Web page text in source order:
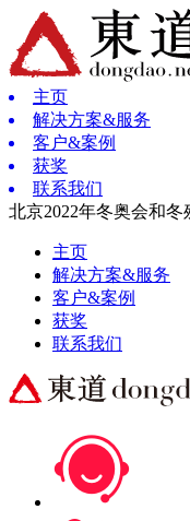
主页
解决方案&服务
客户&案例
获奖
联系我们
北京2022年冬奥会和
主页
解决方案&服务
客户&案例
获奖
联系我们